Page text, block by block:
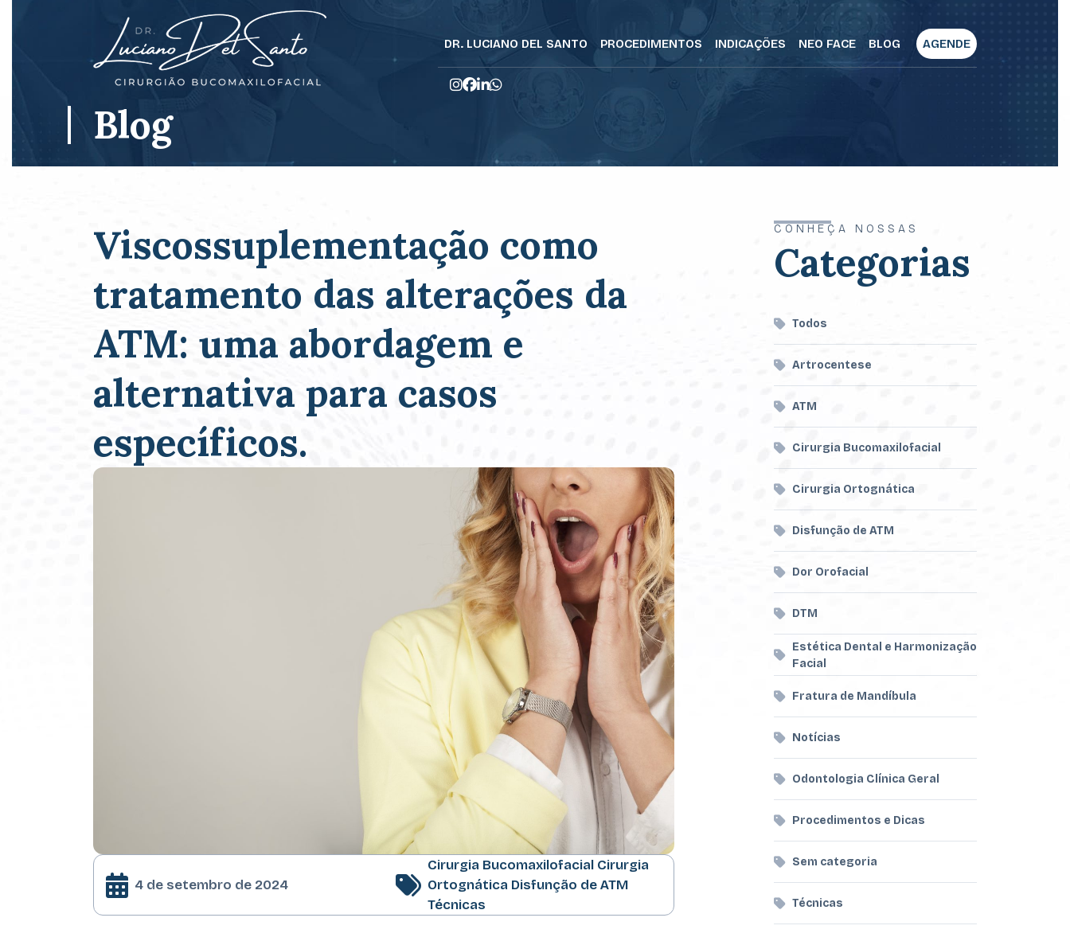
DR. LUCIANO DEL SANTO PROCEDIMENTOS INDICAÇÕES NEO FACE BLOG AGENDE
Blog
Viscossuplementação como
tratamento das alterações da
ATM: uma abordagem e
alternativa para casos
específicos.
4 de setembro de 2024
Cirurgia Bucomaxilofacial Cirurgia
Ortognática Disfunção de ATM
Técnicas
CONHEÇA NOSSAS
Categorias
Todos
Artrocentese
ATM
Cirurgia Bucomaxilofacial
Cirurgia Ortognática
Disfunção de ATM
Dor Orofacial
DTM
Estética Dental e Harmonização
Facial
Fratura de Mandíbula
Notícias
Odontologia Clínica Geral
Procedimentos e Dicas
Sem categoria
Técnicas